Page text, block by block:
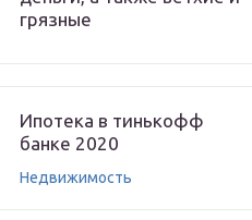
грязные
Ипотека в тинькофф
банке 2020
Недвижимость